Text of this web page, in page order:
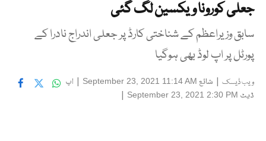
جعلی کورونا ویکسین لگ گئی
سابق وزیراعظم کے شناختی کارڈ پر جعلی اندراج نادرا کے
پورٹل پر اپ لوڈ بھی ہوگیا
ویب ڈیسک | شائع September 23, 2021 11:14 AM
| اپ
ڈیٹ September 23, 2021 2:30 PM
|